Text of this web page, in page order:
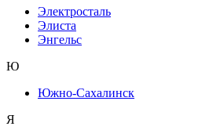
Электросталь
Элиста
Энгельс
Ю
Южно-Сахалинск
Я